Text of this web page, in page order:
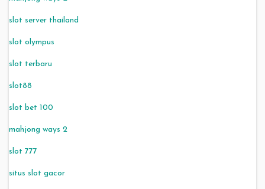
slot server thailand
slot olympus
slot terbaru
slot88
slot bet 100
mahjong ways 2
slot 777
situs slot gacor